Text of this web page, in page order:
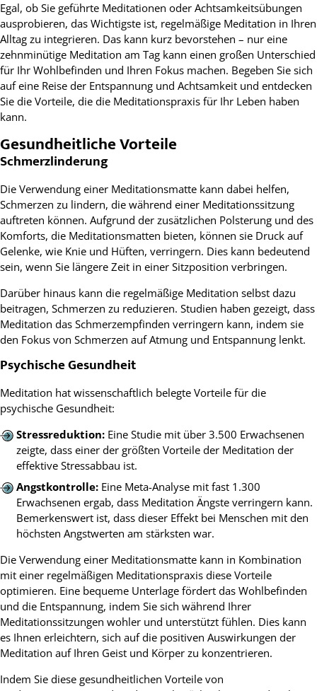
Egal, ob Sie geführte Meditationen oder Achtsamkeitsübungen
ausprobieren, das Wichtigste ist, regelmäßige Meditation in Ihren
Alltag zu integrieren. Das kann kurz bevorstehen – nur eine
zehnminütige Meditation am Tag kann einen großen Unterschied
für Ihr Wohlbefinden und Ihren Fokus machen. Begeben Sie sich
auf eine Reise der Entspannung und Achtsamkeit und entdecken
Sie die Vorteile, die die Meditationspraxis für Ihr Leben haben
kann.
Gesundheitliche Vorteile
Schmerzlinderung
Die Verwendung einer Meditationsmatte kann dabei helfen,
Schmerzen zu lindern, die während einer Meditationssitzung
auftreten können. Aufgrund der zusätzlichen Polsterung und des
Komforts, die Meditationsmatten bieten, können sie Druck auf
Gelenke, wie Knie und Hüften, verringern. Dies kann bedeutend
sein, wenn Sie längere Zeit in einer Sitzposition verbringen.
Darüber hinaus kann die regelmäßige Meditation selbst dazu
beitragen, Schmerzen zu reduzieren. Studien haben gezeigt, dass
Meditation das Schmerzempfinden verringern kann, indem sie
den Fokus von Schmerzen auf Atmung und Entspannung lenkt.
Psychische Gesundheit
Meditation hat wissenschaftlich belegte Vorteile für die
psychische Gesundheit:
Stressreduktion:Eine Studie mit über 3.500 Erwachsenen
zeigte, dass einer der größten Vorteile der Meditation der
effektive Stressabbau ist.
Angstkontrolle:Eine Meta-Analyse mit fast 1.300
Erwachsenen ergab, dass Meditation Ängste verringern kann.
Bemerkenswert ist, dass dieser Effekt bei Menschen mit den
höchsten Angstwerten am stärksten war.
Die Verwendung einer Meditationsmatte kann in Kombination
mit einer regelmäßigen Meditationspraxis diese Vorteile
optimieren. Eine bequeme Unterlage fördert das Wohlbefinden
und die Entspannung, indem Sie sich während Ihrer
Meditationssitzungen wohler und unterstützt fühlen. Dies kann
es Ihnen erleichtern, sich auf die positiven Auswirkungen der
Meditation auf Ihren Geist und Körper zu konzentrieren.
Indem Sie diese gesundheitlichen Vorteile von